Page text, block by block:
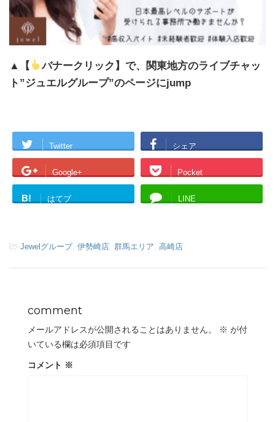
▲【
バナークリック】で、関東地方のライブチャッ
ト”ジュエルグループ”のページにjump
Twitter シェア
Google+ Pocket
B! はてブ LINE
-Jewelグループ, 伊勢崎店 群馬エリア 高崎店
comment
メールアドレスが公開されることはありません。 ※ が付
いている欄は必須項目です
コメント ※